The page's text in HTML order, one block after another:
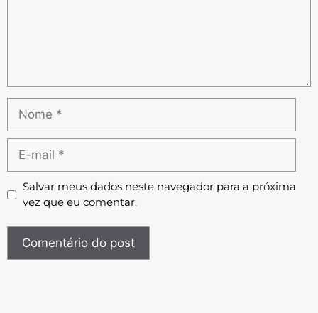
Salvar meus dados neste navegador para a próxima
vez que eu comentar.